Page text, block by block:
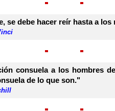
se debe hacer reír hasta a los
consuela a los hombres
de lo que son."